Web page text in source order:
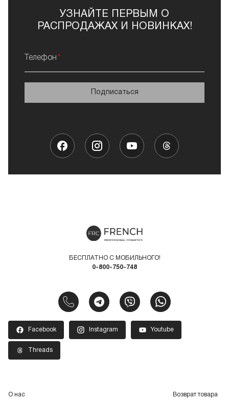
УЗНАЙТЕ ПЕРВЫМ О
РАСПРОДАЖАХ И НОВИНКАХ!
Телефон
Подписаться
БЕСПЛАТНО С МОБИЛЬНОГО!
0-800-750-748
Facebook Instagram Youtube
Threads
О нас Возврат товара